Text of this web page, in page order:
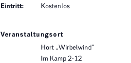
Eintritt:
Kostenlos
Veranstaltungsort
Hort „Wirbelwind“
Im Kamp 2-12